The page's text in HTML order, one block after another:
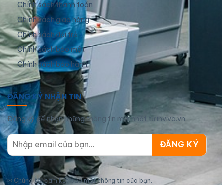
Chính sách thanh toán
Chính sách giao hàng
Chính sách đổi trả
Chính sách bảo mật
Chính sách bảo hành
ĐĂNG KÝ NHẬN TIN
Đăng ký để nhận những thông tin mới nhất từ inviva.vn
✉ Chúng tôi cam kết bảo mật thông tin của bạn.